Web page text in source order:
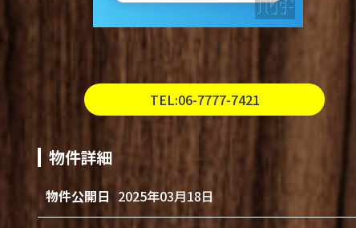
TEL:06-7777-7421
物件詳細
物件公開日 2025年03月18日